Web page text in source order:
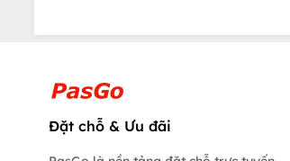
Đặt chỗ & Ưu đãi